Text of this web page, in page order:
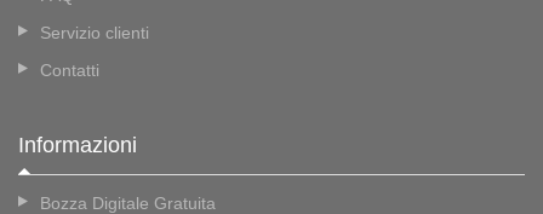
Servizio clienti
Contatti
Informazioni
Bozza Digitale Gratuita